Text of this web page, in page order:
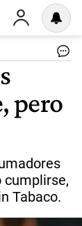
pero
cumplirse,
Tabaco.